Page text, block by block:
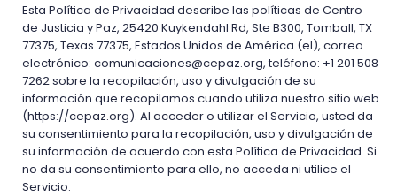
Esta Política de Privacidad describe las políticas de Centro
de Justicia y Paz, 25420 Kuykendahl Rd, Ste B300, Tomball, TX
77375, Texas 77375, Estados Unidos de América (el), correo
electrónico: comunicaciones@cepaz.org, teléfono: +1 201 508
7262 sobre la recopilación, uso y divulgación de su
información que recopilamos cuando utiliza nuestro sitio web
(https://cepaz.org). Al acceder o utilizar el Servicio, usted da
su consentimiento para la recopilación, uso y divulgación de
su información de acuerdo con esta Política de Privacidad. Si
no da su consentimiento para ello, no acceda ni utilice el
Servicio.